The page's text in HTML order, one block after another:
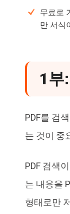
무료로
만 서식
1부
PDF를 검
는 것이 중
PDF 검색
는 내용을
형태로만